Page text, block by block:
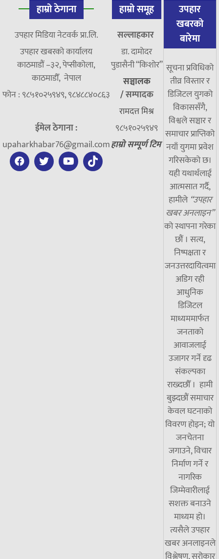
हाम्रो ठेगाना
उपहार मिडिया नेटवर्क प्रा.लि.
उपहार खबरको कार्यालय
काठमाडौं –३२, पेप्सीकोला,
काठमाडौँ, नेपाल
फोन : ९८५१०२५९४९, ९८४८८४०८६३
ईमेल ठेगाना :
upaharkhabar76@gmail.com
हाम्रो समूह
सल्लाहकार
डा. दामाेदर
पुडासैनी “किशाेर”
सञ्चालक
/सम्पादक
रामदत्त मिश्र
९८५१०२५९४९
हाम्रो सम्पूर्ण टिम
उपहार
खबरको
बारेमा
सूचना प्रविधिको
तीव्र विस्तार र
डिजिटल युगको
विकाससँगै,
विश्वले सञ्चार र
समाचार प्राप्तिको
नयाँ युगमा प्रवेश
गरिसकेको छ।
यही यथार्थलाई
आत्मसात गर्दै,
हामीले “उपहार
खबर अनलाइन”
को स्थापना गरेका
छौं । सत्य,
निष्पक्षता र
जनउत्तरदायित्वमा
अडिग रही
आधुनिक
डिजिटल
माध्यममार्फत
जनताको
आवाजलाई
उजागर गर्ने दृढ
संकल्पका
राख्दछौँ । हामी
बुझ्दछौं समाचार
केवल घटनाको
विवरण होइन; यो
जनचेतना
जगाउने, विचार
निर्माण गर्ने र
नागरिक
जिम्मेवारीलाई
सशक्त बनाउने
माध्यम हो।
त्यसैले उपहार
खबर अनलाइनले